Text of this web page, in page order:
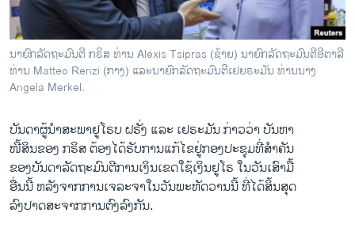
ທຸລະກິດ
ພາສາອັງກິດ
ວີດີໂອ
ສຽງ
ລາຍການກະຈາຍສຽງ
ລາຍງານ
ຕິດຕາມພວກເຮົາ ທີ່
ພາສາຕ່າງໆ
ນາຍົກລັດຖະມົນຕີ ກຣິສ ທ່ານ Alexis Tsipras (ຊ້າຍ) ນາຍົກລັດຖະມົນຕີອີຕາລີ
ທ່ານ Matteo Renzi (ກາງ) ແລະນາຍົກລັດຖະມົນຕີເຢຍຣະມັນ ທ່ານນາງ
Angela Merkel.
ບັນດາ​ຜູ້​ນຳສະພາ​ຢູ​ໂຣບ ຝຣັ່ງ ແລະ ເຢຣະມັນ ກ່າວ​ວ່າ ບັນຫາ​
ໜີ້​ສິນຂອງ ກຣິສ ຕ້ອງ​ໄດ້ຮັບການແກ້ໄຂ​ຢູ່​ກອງ​ປະຊຸມ​ທີ່​ສຳຄັນ
​ຂອງບັນດາ​ລັດຖະມົນຕີ​ການ​ເງິນ​ເຂດ​ໃຊ້ເງິນຢູ​ໂຣ ​ໃນ​ວັນ​ເສົາ​ມື້​
ອື່ນນີ້ ຫລັງ​ຈາກ​ການ​ເຈລະຈາໃນ​ວັນ​ພະຫັດ​ວານ​ນີ້ ທີ່​ໄດ້ສິ້ນສຸດ​
ລົງ​ປາດ​ສະ​ຈາກ​ການ​ຕົງ​ລົງ​ກັນ.